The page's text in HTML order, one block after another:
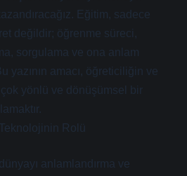
Eğitim, sadece
değildir; öğrenme süreci,
sorgulama ve ona anlam
yazının amacı, öğreticiliğin ve
yönlü ve dönüşümsel bir
Rolü
anlamlandırma ve